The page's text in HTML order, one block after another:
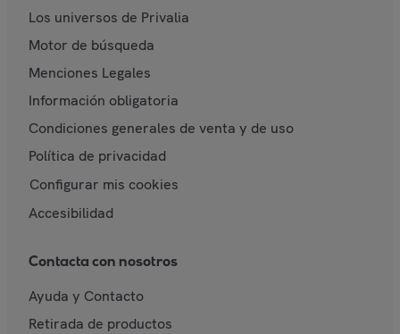
Los universos de Privalia
Motor de búsqueda
Menciones Legales
Información obligatoria
Condiciones generales de venta y de uso
Política de privacidad
Configurar mis cookies
Accesibilidad
Contacta con nosotros
Ayuda y Contacto
Retirada de productos